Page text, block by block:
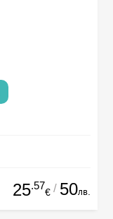
25.57
€ / 50лв.